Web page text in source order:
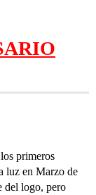
primeros
luz en Marzo de
del logo, pero